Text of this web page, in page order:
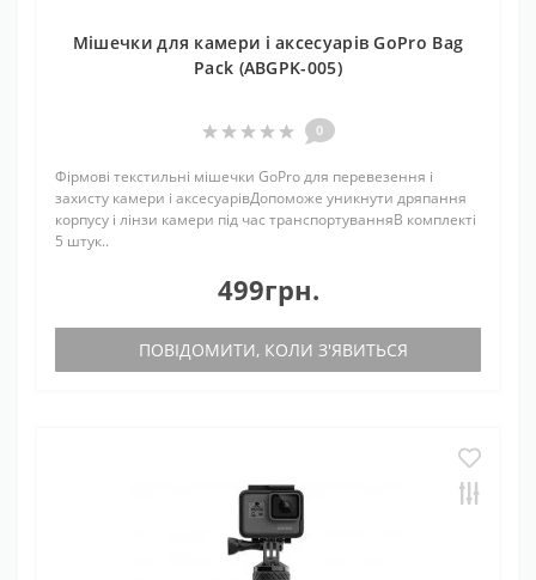
Мішечки для камери і аксесуарів GoPro Bag
Pack (ABGPK-005)
0
Фірмові текстильні мішечки GoPro для перевезення і
захисту камери і аксесуарівДопоможе уникнути дряпання
корпусу і лінзи камери під час транспортуванняВ комплекті
5 штук..
499грн.
ПОВІДОМИТИ, КОЛИ З'ЯВИТЬСЯ